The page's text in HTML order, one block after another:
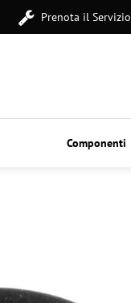
Prenota il Servizio
Componenti